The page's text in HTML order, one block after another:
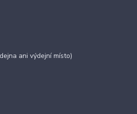
ani výdejní místo)